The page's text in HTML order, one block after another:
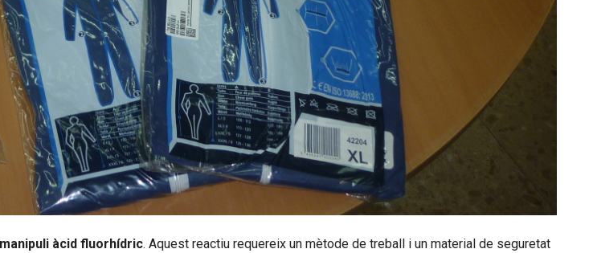
àcid fluorhídric. Aquest reactiu requereix un mètode de treball i un material de seguretat